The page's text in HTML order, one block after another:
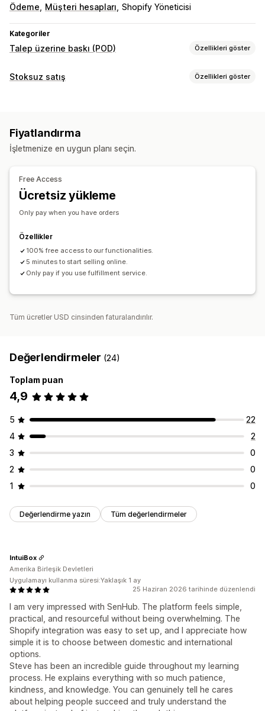
Ödeme Müşteri hesapları Shopify Yöneticisi
Kategoriler
Talep üzerine baskı (POD) Özellikleri göster
Ürün özelleştirme
Tüm yüzey baskı
Yılbaşı hediyeleri
Ev dekorasyonu
Toplu kargo
Stoksuz satış Özellikleri göster
Tedarik konumları
Fiyatlandırma
İşletmenize en uygun planı seçin.
Free Access
Ücretsiz yükleme
Only pay when you have orders
Özellikler
100% free access to our functionalities.
5 minutes to start selling online.
Only pay if you use fulfillment service.
Tüm ücretler USD cinsinden faturalandırılır.
Değerlendirmeler (24)
Toplam puan
4,9
5
22
4
2
3
0
2
0
1
0
Değerlendirme yazın Tüm değerlendirmeler
25 Haziran 2026 tarihinde düzenlendi
I am very impressed with SenHub. The platform feels simple,
practical, and resourceful without being overwhelming. The
Shopify integration was easy to set up, and I appreciate how
simple it is to choose between domestic and international
options.
Steve has been an incredible guide throughout my learning
process. He explains everything with so much patience,
kindness, and knowledge. You can genuinely tell he cares
about helping people succeed and truly understand the
IntuiBox
Amerika Birleşik Devletleri
Uygulamayı kullanma süresi:Yaklaşık 1 ay